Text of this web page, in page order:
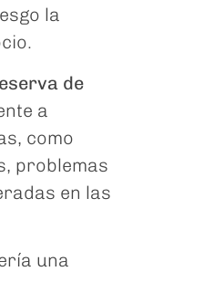
la
de
a
como
problemas
en las
una